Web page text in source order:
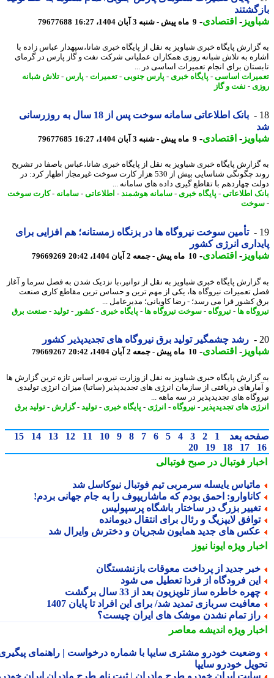
-اقتصادی-9 ماه پیش - شنبه 3 آبان 1404، 16:27 79677688
پایگاه خبری شباویز به نقل از پایگاه خبری شانا،سپهدار عباس زاده با
به تلاش شبانه روزی همکاران عملیاتی شرکت نفت و گاز پارس در گرمای
برای انجام تعمیرات اساسی در ...
اساسی-پایگاه خبری- پارس جنوبی-تعمیرات- پارس-تلاش شبانه
- نفت و گاز
بانک اطلاعاتی سامانه سوخت پس از 18 سال به روزرسانی
-اقتصادی-9 ماه پیش - شنبه 3 آبان 1404، 16:27 79677685
پایگاه خبری شباویز به نقل از پایگاه خبری شانا،عباس باصفا در تشریح
روند چگونگی شناسایی بیش از 530 هزار کارت سوخت غیرمجاز اظهار کرد: در
چهاردهم با تقاطع گیری داده های سامانه ...
اطلاعاتی-پایگاه خبری- سامانه هوشمند-اطلاعاتی-سامانه-کارت سوخت
تأمین سوخت نیروگاه ها در بزنگاه زمستانه؛ هم افزایی برای
انرژی کشور
-اقتصادی-10 ماه پیش - جمعه 2 آبان 1404، 20:42 79669269
پایگاه خبری شباویز به نقل از توانیر،با نزدیک شدن به فصل سرما و آغاز
تعمیرات نیروگاه ها، یکی از مهم ترین و حساس ترین مقاطع کاری صنعت
کشور فرا می رسد؛ - رضا کاویانی؛ مدیرعامل ...
ها- نیروگاه -سوخت نیروگاه ها- پایگاه خبری- کشور-تولید-صنعت برق
رشد چشمگیر تولید برق نیروگاه های تجدیدپذیر کشور
-اقتصادی-10 ماه پیش - جمعه 2 آبان 1404، 20:42 79669267
پایگاه خبری شباویز به نقل از وزارت نیرو،بر اساس تازه ترین گزارش ها
دریافتی از سازمان انرژی های تجدیدپذیر (ساتبا) میزان انرژی تولیدی
های تجدیدپذیر در سه ماهه ...
های تجدیدپذیر-نیروگاه -انرژی-پایگاه خبری- تولید-گزارش -تولید برق
بعد 1
2
3
4
5
6
7
8
9
10
11
12
13
14
15
17
18
19
20
فوتبال در صبح فوتبالی
یایسله سرمربی تیم فوتبال نیوکاسل شد
احمق بودم که ماشاریپوف را به جام جهانی بردم!
بزرگ در ساختار باشگاه پرسپولیس
لایپزیگ و رئال برای انتقال دیومانده
های جدید همایون شجریان و دخترش وایرال شد
ویژهایونا نیوز
جدید از پرداخت معوقات بازنشستگان
فرودگاه از فردا تعطیل می شود
خاطره ساز تلویزیون بعد از 33 سال برگشت
سربازی تمدید شد/ برای این افراد تا پایان 1407
تمام نشدن موشک های ایران چیست؟
ویژهاندیشه معاصر
خودرو مشتری سایپا با شماره درخواست | راهنمای پیگیری
خودرو سایپا